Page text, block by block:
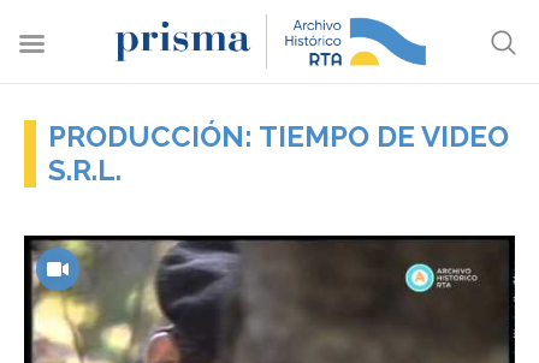
PRODUCCIÓN: TIEMPO DE VIDEO
S.R.L.